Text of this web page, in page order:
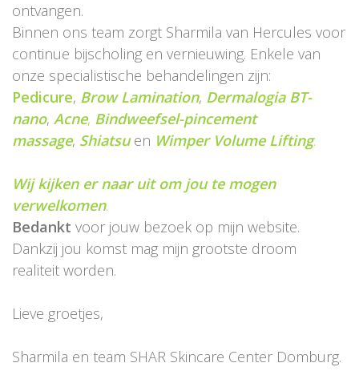
ontvangen.
Binnen ons team zorgt Sharmila van Hercules voor
continue bijscholing en vernieuwing. Enkele van
onze specialistische behandelingen zijn:
Pedicure, Brow Lamination, Dermalogia BT-
nano, Acne, Bindweefsel-pincement
massage, Shiatsuen Wimper Volume Lifting.
Wij kijken er naar uit om jou te mogen
verwelkomen.
Bedankt voor jouw bezoek op mijn website.
Dankzij jou komst mag mijn grootste droom
realiteit worden.
Lieve groetjes,
Sharmila en team SHAR Skincare Center Domburg.